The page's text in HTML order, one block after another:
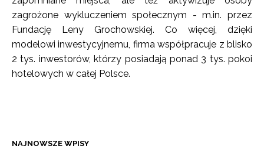
zagrożone wykluczeniem społecznym - m.in. przez
Fundację Leny Grochowskiej. Co więcej, dzięki
modelowi inwestycyjnemu, firma współpracuje z blisko
2 tys. inwestorów, którzy posiadają ponad 3 tys. pokoi
hotelowych w całej Polsce.
NAJNOWSZE WPISY